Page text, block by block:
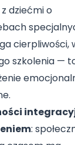
dziećmi o
cierpliwości,
szkolenia —
: